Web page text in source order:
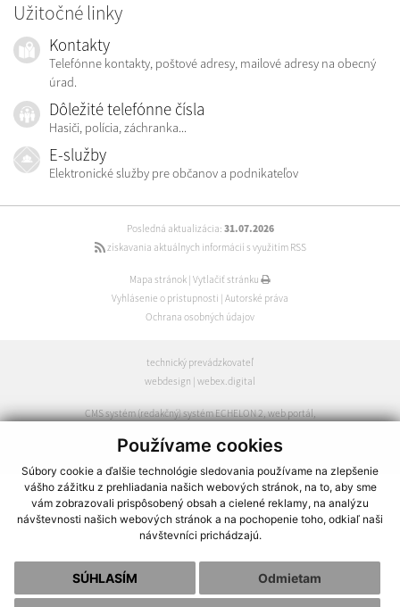
Používame cookies
Súbory cookie a ďalšie technológie sledovania používame na zlepšenie
vášho zážitku z prehliadania našich webových stránok, na to, aby sme
vám zobrazovali prispôsobený obsah a cielené reklamy, na analýzu
návštevnosti našich webových stránok a na pochopenie toho, odkiaľ naši
návštevníci prichádzajú.
SÚHLASÍM Odmietam
Užitočné linky
Kontakty
Telefónne kontakty, poštové adresy, mailové adresy na obecný
úrad.
Dôležité telefónne čísla
Hasiči, polícia, záchranka...
E-služby
Elektronické služby pre občanov a podnikateľov
Posledná aktualizácia: 31.07.2026
získavania aktuálnych informácií s využitím RSS
Mapa stránok Vytlačiť stránku
Vyhlásenie o prístupnosti Autorské práva
Ochrana osobných údajov
technický prevádzkovateľ
webdesign webex.digital
CMS systém (redakčný) systém ECHELON 2,web portál,
spoločnosť webex.digital